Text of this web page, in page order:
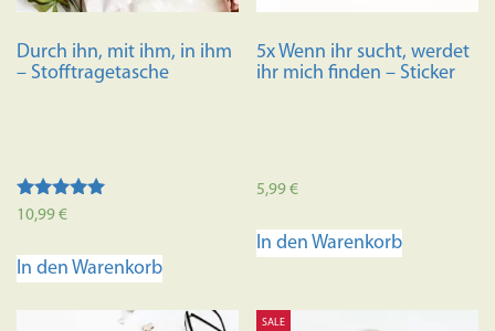
Durch ihn, mit ihm, in ihm
– Stofftragetasche
Bewertet mit
5.00
10,99€
In den Warenkorb
5x Wenn ihr sucht, werdet
ihr mich finden – Sticker
5,99€
In den Warenkorb
SALE